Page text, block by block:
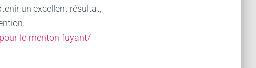
un excellent résultat,
le-menton-fuyant/